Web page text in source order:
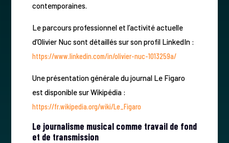
contemporaines.
Le parcours professionnel et l’activité actuelle
d’Olivier Nuc sont détaillés sur son profil LinkedIn :
https://www.linkedin.com/in/olivier-nuc-1013259a/
Une présentation générale du journal Le Figaro
est disponible sur Wikipédia :
https://fr.wikipedia.org/wiki/Le_Figaro
Le journalisme musical comme travail de fond
et de transmission